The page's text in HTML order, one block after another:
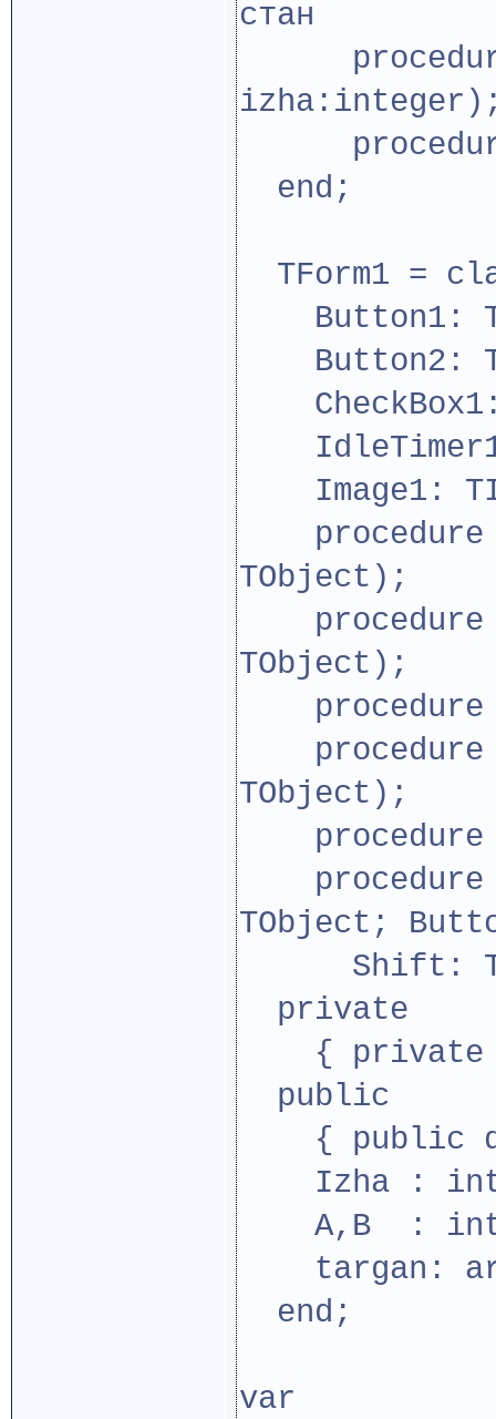
стан
procedure
end;
TForm1 =
Button1:
Button2:
CheckBox1:
Image1:
procedure
TObject);
procedure
TObject);
procedure
procedure
TObject);
procedure
procedure
TObject;
Shift:
private
{ private
public
{ public
Izha :
A,B :
targan:
end;
var